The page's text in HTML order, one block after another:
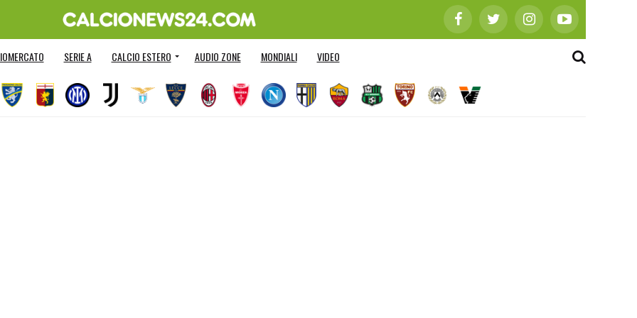
SERIE A CALCIO ESTERO AUDIO ZONE MONDIALI VIDEO